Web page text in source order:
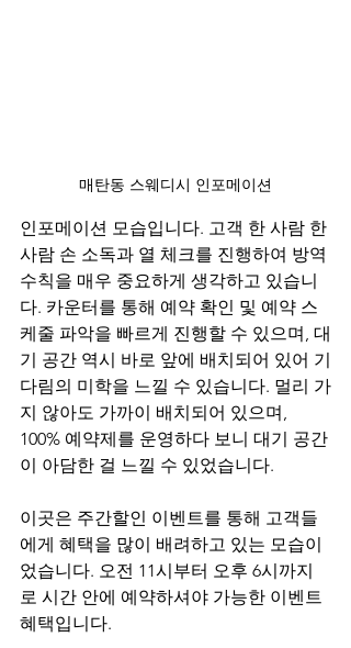
매탄동 스웨디시 인포메이션
인포메이션 모습입니다. 고객 한 사람 한
사람 손 소독과 열 체크를 진행하여 방역
수칙을 매우 중요하게 생각하고 있습니
다. 카운터를 통해 예약 확인 및 예약 스
케줄 파악을 빠르게 진행할 수 있으며, 대
기 공간 역시 바로 앞에 배치되어 있어 기
다림의 미학을 느낄 수 있습니다. 멀리 가
지 않아도 가까이 배치되어 있으며,
100% 예약제를 운영하다 보니 대기 공간
이 아담한 걸 느낄 수 있었습니다.
이곳은 주간할인 이벤트를 통해 고객들
에게 혜택을 많이 배려하고 있는 모습이
었습니다. 오전 11시부터 오후 6시까지
로 시간 안에 예약하셔야 가능한 이벤트
혜택입니다.